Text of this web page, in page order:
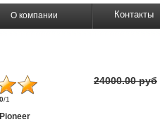
О компании Контакты
/1
24000.00 руб
Pioneer